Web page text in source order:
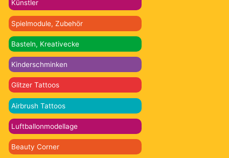
Künstler
Spielmodule, Zubehör
Basteln, Kreativecke
Kinderschminken
Glitzer Tattoos
Airbrush Tattoos
Luftballonmodellage
Beauty Corner